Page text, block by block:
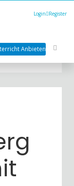
Login Register
Anbieten